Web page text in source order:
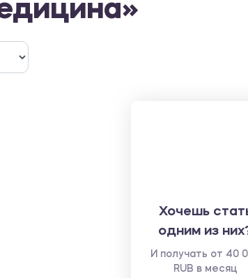
Хочешь
одним из
И получать от 40
RUB в месяц